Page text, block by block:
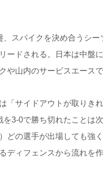
スパイクを決め合うシー
ードされる。日本は中盤
や山内のサービスエース
「サイドアウトが取りき
を3-0で勝ち切れたこと
どの選手が出場しても強
ディフェンスから流れを